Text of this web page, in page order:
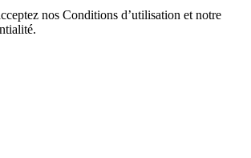
nos Conditions d’utilisation et notre